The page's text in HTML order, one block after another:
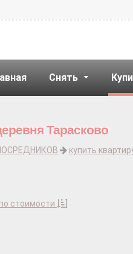
Снять
Тарасково
купить
стоимости